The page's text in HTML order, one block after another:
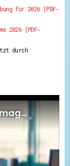
Themenabende
aktiv
- Gut zu Wissen
Ehrenamt
für 2026 [PDF-
2026 [PDF-
durch